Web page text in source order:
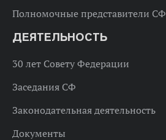
Полномочные представители СФ
ДЕЯТЕЛЬНОСТЬ
30 лет Совету Федерации
Заседания СФ
Законодательная деятельность
Документы